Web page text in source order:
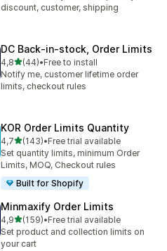
discount, customer, shipping
DC Back‑in‑stock, Order Limits
4,8na 5 gwiazdek
(44)
Łączna liczba recenzji: 44
•Free to install
Notify me, customer lifetime order
limits, checkout rules
KOR Order Limits Quantity
4,7na 5 gwiazdek
(143)
Łączna liczba recenzji: 143
•Free trial available
Set quantity limits, minimum Order
Limits, MOQ, Checkout rules
Built for Shopify
Minmaxify Order Limits
4,9na 5 gwiazdek
(159)
Łączna liczba recenzji: 159
•Free trial available
Set product and collection limits on
your cart